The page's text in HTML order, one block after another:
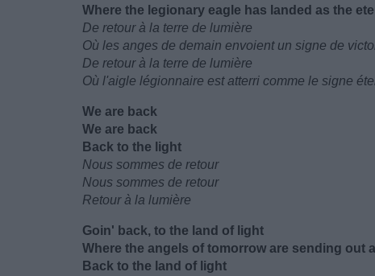
Where the legionary eagle has landed as the
De retour à la terre de lumière
Où les anges de demain envoient un signe de
De retour à la terre de lumière
Où l'aigle légionnaire est atterri comme le signe
We are back
We are back
Back to the light
Nous sommes de retour
Nous sommes de retour
Retour à la lumière
Goin' back, to the land of light
Where the angels of tomorrow are sending out
Back to the land of light